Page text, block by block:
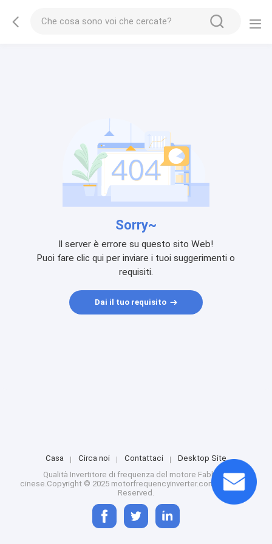
Sorry~
Il server è errore su questo sito Web!
Puoi fare clic qui per inviare i tuoi suggerimenti o
requisiti.
Dai il tuo requisito
Casa Circa noi Contattaci
Desktop Site
Qualità Invertitore di frequenza del motore Fabbrica
cinese.Copyright © 2025 motorfrequencyinverter.com. All Rights
Reserved.